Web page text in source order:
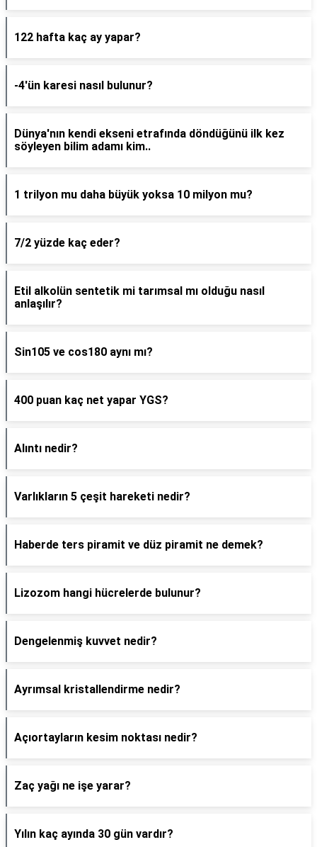
122 hafta kaç ay yapar?
-4'ün karesi nasıl bulunur?
Dünya'nın kendi ekseni etrafında döndüğünü ilk kez
söyleyen bilim adamı kim..
1 trilyon mu daha büyük yoksa 10 milyon mu?
7/2 yüzde kaç eder?
Etil alkolün sentetik mi tarımsal mı olduğu nasıl
anlaşılır?
Sin105 ve cos180 aynı mı?
400 puan kaç net yapar YGS?
Alıntı nedir?
Varlıkların 5 çeşit hareketi nedir?
Haberde ters piramit ve düz piramit ne demek?
Lizozom hangi hücrelerde bulunur?
Dengelenmiş kuvvet nedir?
Ayrımsal kristallendirme nedir?
Açıortayların kesim noktası nedir?
Zaç yağı ne işe yarar?
Yılın kaç ayında 30 gün vardır?